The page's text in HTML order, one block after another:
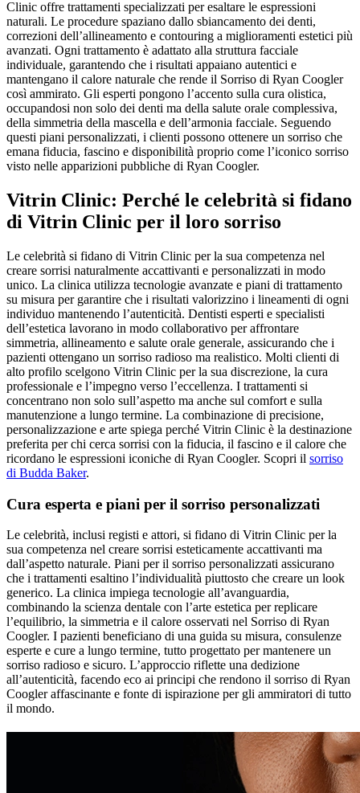
Clinic offre trattamenti specializzati per esaltare le espressioni
naturali. Le procedure spaziano dallo sbiancamento dei denti,
correzioni dell’allineamento e contouring a miglioramenti estetici più
avanzati. Ogni trattamento è adattato alla struttura facciale
individuale, garantendo che i risultati appaiano autentici e
mantengano il calore naturale che rende il Sorriso di Ryan Coogler
così ammirato. Gli esperti pongono l’accento sulla cura olistica,
occupandosi non solo dei denti ma della salute orale complessiva,
della simmetria della mascella e dell’armonia facciale. Seguendo
questi piani personalizzati, i clienti possono ottenere un sorriso che
emana fiducia, fascino e disponibilità proprio come l’iconico sorriso
visto nelle apparizioni pubbliche di Ryan Coogler.
Vitrin Clinic: Perché le celebrità si fidano
di Vitrin Clinic per il loro sorriso
Le celebrità si fidano di Vitrin Clinic per la sua competenza nel
creare sorrisi naturalmente accattivanti e personalizzati in modo
unico. La clinica utilizza tecnologie avanzate e piani di trattamento
su misura per garantire che i risultati valorizzino i lineamenti di ogni
individuo mantenendo l’autenticità. Dentisti esperti e specialisti
dell’estetica lavorano in modo collaborativo per affrontare
simmetria, allineamento e salute orale generale, assicurando che i
pazienti ottengano un sorriso radioso ma realistico. Molti clienti di
alto profilo scelgono Vitrin Clinic per la sua discrezione, la cura
professionale e l’impegno verso l’eccellenza. I trattamenti si
concentrano non solo sull’aspetto ma anche sul comfort e sulla
manutenzione a lungo termine. La combinazione di precisione,
personalizzazione e arte spiega perché Vitrin Clinic è la destinazione
preferita per chi cerca sorrisi con la fiducia, il fascino e il calore che
ricordano le espressioni iconiche di Ryan Coogler. Scopri il sorriso
di Budda Baker.
Cura esperta e piani per il sorriso personalizzati
Le celebrità, inclusi registi e attori, si fidano di Vitrin Clinic per la
sua competenza nel creare sorrisi esteticamente accattivanti ma
dall’aspetto naturale. Piani per il sorriso personalizzati assicurano
che i trattamenti esaltino l’individualità piuttosto che creare un look
generico. La clinica impiega tecnologie all’avanguardia,
combinando la scienza dentale con l’arte estetica per replicare
l’equilibrio, la simmetria e il calore osservati nel Sorriso di Ryan
Coogler. I pazienti beneficiano di una guida su misura, consulenze
esperte e cure a lungo termine, tutto progettato per mantenere un
sorriso radioso e sicuro. L’approccio riflette una dedizione
all’autenticità, facendo eco ai principi che rendono il sorriso di Ryan
Coogler affascinante e fonte di ispirazione per gli ammiratori di tutto
il mondo.